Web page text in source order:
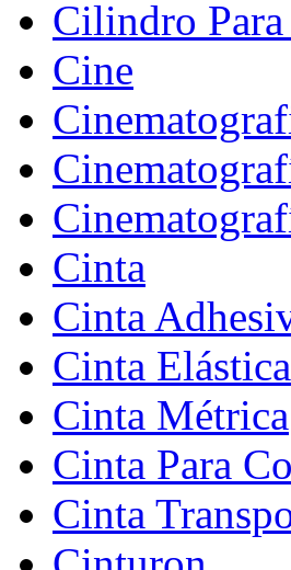
Cilindro
Cine
Cinta
Cinta
Cinta Elástica
Cinta Métrica
Cinta Para
Cinta